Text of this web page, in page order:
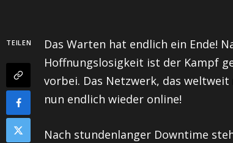
TEILEN
Das Warten hat endlich ein Ende!
Hoffnungslosigkeit ist der Kampf
vorbei. Das Netzwerk, das
nun endlich wieder online!
Nach stundenlanger Downtime